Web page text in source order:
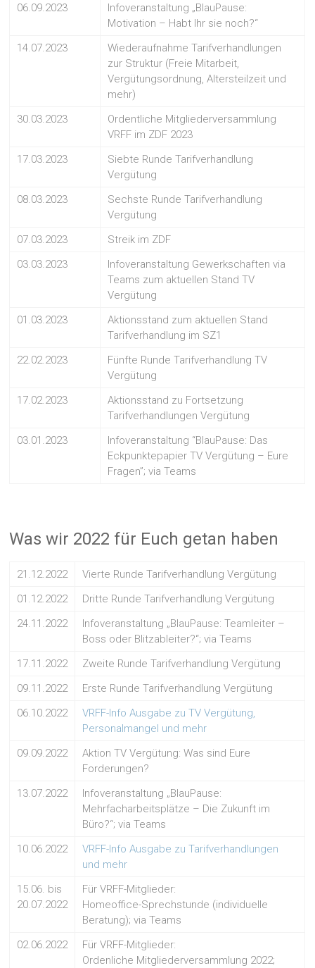
06.09.2023
Infoveranstaltung „BlauPause:
Motivation – Habt Ihr sie noch?“
14.07.2023
Wiederaufnahme Tarifverhandlungen
zur Struktur (Freie Mitarbeit,
Vergütungsordnung, Altersteilzeit und
mehr)
30.03.2023
Ordentliche Mitgliederversammlung
VRFF im ZDF 2023
17.03.2023
Siebte Runde Tarifverhandlung
Vergütung
08.03.2023
Sechste Runde Tarifverhandlung
Vergütung
07.03.2023
Streik im ZDF
03.03.2023
Infoveranstaltung Gewerkschaften via
Teams zum aktuellen Stand TV
Vergütung
01.03.2023
Aktionsstand zum aktuellen Stand
Tarifverhandlung im SZ1
22.02.2023
Fünfte Runde Tarifverhandlung TV
Vergütung
17.02.2023
Aktionsstand zu Fortsetzung
Tarifverhandlungen Vergütung
03.01.2023
Infoveranstaltung “BlauPause: Das
Eckpunktepapier TV Vergütung – Eure
Fragen”; via Teams
Was wir 2022 für Euch getan haben
21.12.2022
Vierte Runde Tarifverhandlung Vergütung
01.12.2022
Dritte Runde Tarifverhandlung Vergütung
24.11.2022
Infoveranstaltung „BlauPause: Teamleiter –
Boss oder Blitzableiter?“; via Teams
17.11.2022
Zweite Runde Tarifverhandlung Vergütung
09.11.2022
Erste Runde Tarifverhandlung Vergütung
06.10.2022
VRFF-Info Ausgabe zu TV Vergütung,
Personalmangel und mehr
09.09.2022
Aktion TV Vergütung: Was sind Eure
Forderungen?
13.07.2022
Infoveranstaltung „BlauPause:
Mehrfacharbeitsplätze – Die Zukunft im
Büro?“; via Teams
10.06.2022
VRFF-Info Ausgabe zu Tarifverhandlungen
und mehr
15.06. bis
20.07.2022
Für VRFF-Mitglieder:
Homeoffice-Sprechstunde (individuelle
Beratung); via Teams
02.06.2022
Für VRFF-Mitglieder:
Ordenliche Mitgliederversammlung 2022;